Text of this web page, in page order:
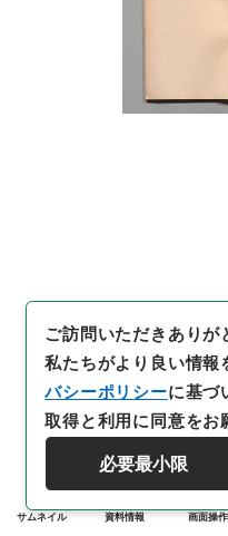
サムネイル 資料情報 画面操作
ご訪問いただきありが
私たちがより良い情報
バシーポリシーに基づ
取得と利用に同意をお
必要最小限